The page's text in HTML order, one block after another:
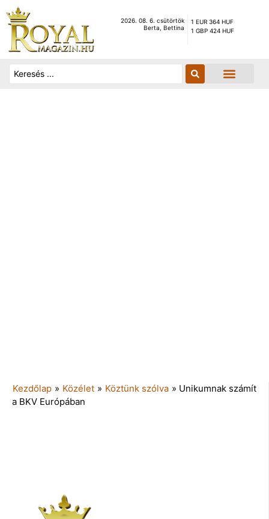
2026. 08. 6. csütörtök
Berta, Bettina
1 EUR 364 HUF
1 GBP 424 HUF
Kezdőlap » Közélet » Köztünk szólva » Unikumnak számít
a BKV Európában